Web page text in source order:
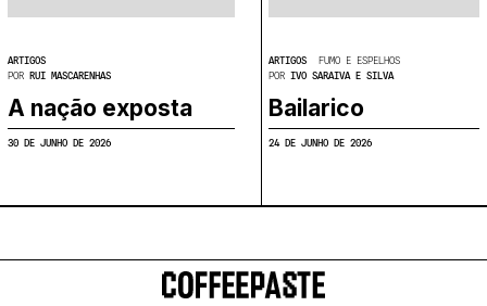
ARTIGOS
POR RUI MASCARENHAS
A nação exposta
30 DE JUNHO DE 2026
ARTIGOS
FUMO E ESPELHOS
POR IVO SARAIVA E SILVA
Bailarico
24 DE JUNHO DE 2026